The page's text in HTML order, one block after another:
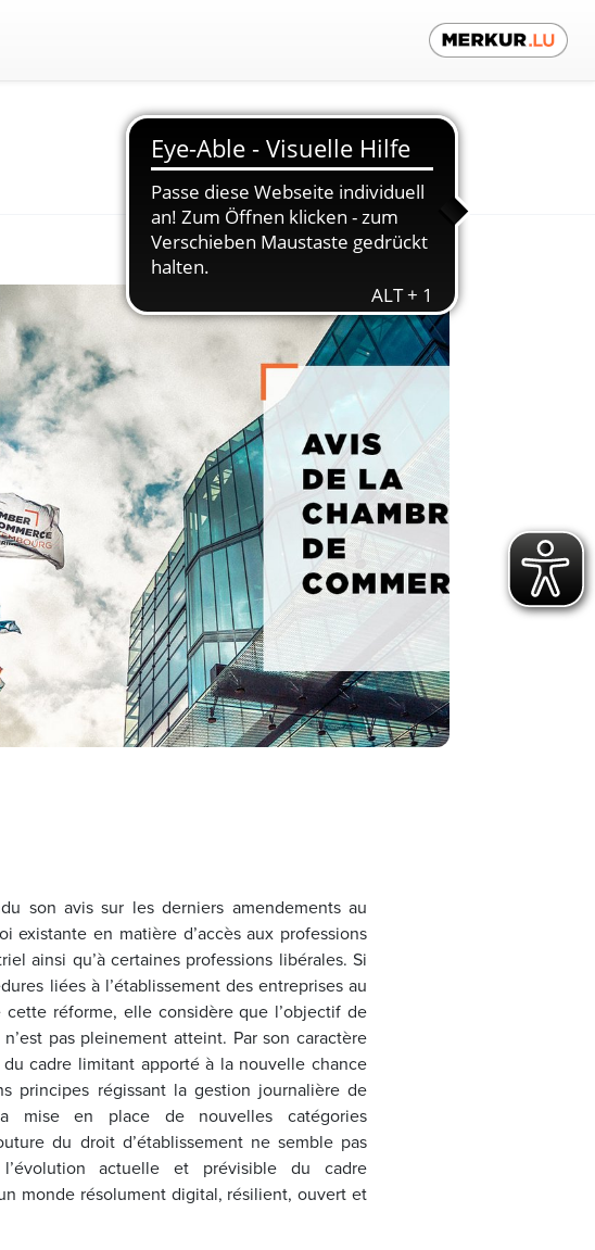
Kontaktieren Sie uns!
son avis sur les derniers amendements au
existante en matière d’accès aux professions
ainsi qu’à certaines professions libérales. Si
liées à l’établissement des entreprises au
réforme, elle considère que l’objectif de
pas pleinement atteint. Par son caractère
cadre limitant apporté à la nouvelle chance
principes régissant la gestion journalière de
mise en place de nouvelles catégories
du droit d’établissement ne semble pas
actuelle et prévisible du cadre
monde résolument digital, résilient, ouvert et